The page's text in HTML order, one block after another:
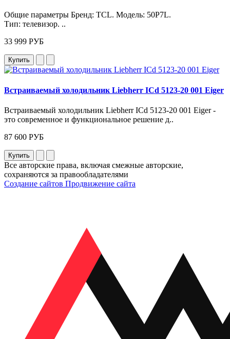
Общие параметры Бренд: TCL. Модель: 50P7L.
Тип: телевизор. ..
33 999 РУБ
Купить
Встраиваемый холодильник Liebherr ICd 5123-20 001 Eiger
Встраиваемый холодильник Liebherr ICd 5123-20 001 Eiger -
это современное и функциональное решение д..
87 600 РУБ
Купить
Все авторские права, включая смежные авторские,
сохраняются за правообладателями
Создание сайтов Продвижение сайта